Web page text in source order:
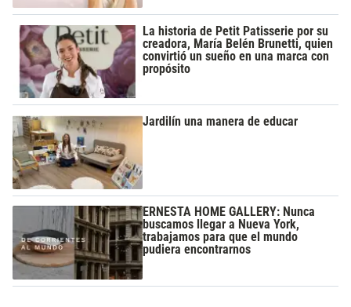
La historia de Petit Patisserie por su
creadora, María Belén Brunetti, quien
convirtió un sueño en una marca con
propósito
Jardilín una manera de educar
ERNESTA HOME GALLERY: Nunca
buscamos llegar a Nueva York,
trabajamos para que el mundo
pudiera encontrarnos